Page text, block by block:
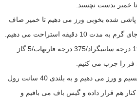
خمیر بدست نچسبد.
پاشی شده بخوبی ورز می دهیم تا خمیر صاف
دقیقه استراحت می دهیم.
فر راروی حرارت 190 درجه سانتیگراد/375 درجه فارنهات/5 گاز
را چرب می کنیم.
خمیر را به دو چانه تقسیم و ورز می دهیم و به بلندی 40 سانت رول
هم قرار داده و گیس باف می بافیم و